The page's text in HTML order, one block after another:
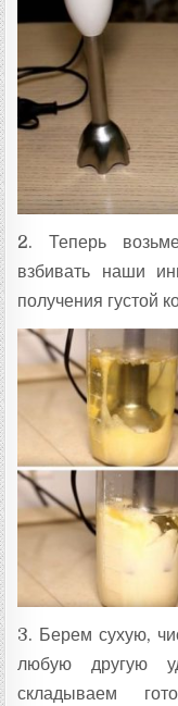
2. Теперь
взбивать наши
получения густой
3. Берем сухую,
любую другую
складываем